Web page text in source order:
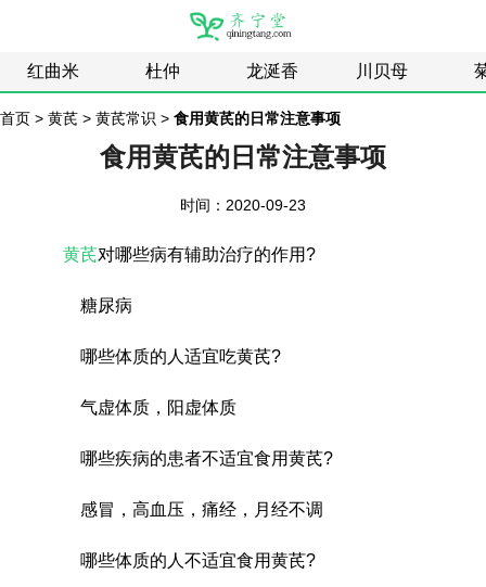
红曲米 杜仲 龙涎香 川贝母
首页 > 黄芪 > 黄芪常识 > 食用黄芪的日常注意事项
食用黄芪的日常注意事项
时间：2020-09-23
黄芪对哪些病有辅助治疗的作用?
糖尿病
哪些体质的人适宜吃黄芪?
气虚体质，阳虚体质
哪些疾病的患者不适宜食用黄芪?
感冒，高血压，痛经，月经不调
哪些体质的人不适宜食用黄芪?